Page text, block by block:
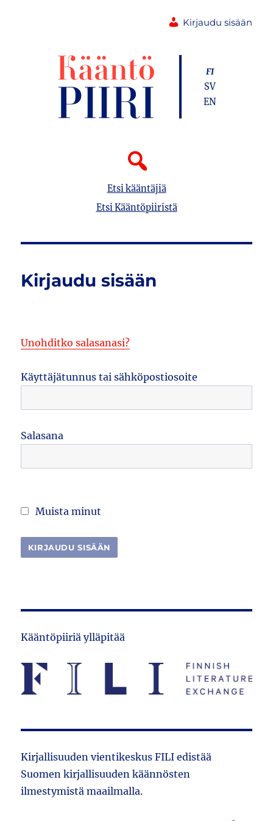
Kirjaudu sisään
Etsi kääntäjiä
Etsi Kääntöpiiristä
FI
SV
EN
Kirjaudu sisään
Unohditko salasanasi?
Käyttäjätunnus tai sähköpostiosoite
Salasana
Muista minut
Kääntöpiiriä ylläpitää
Kirjallisuuden vientikeskus FILI edistää
Suomen kirjallisuuden käännösten
ilmestymistä maailmalla.